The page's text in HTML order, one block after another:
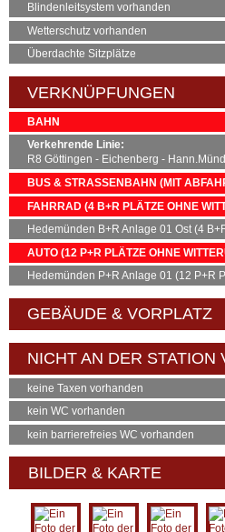
Blindenleitsystem vorhanden
Wetterschutz vorhanden
Überdachte Sitzplätze
VERKNÜPFUNGEN
BAHN
Verkehrende Linie:
R8 Göttingen - Eichenberg -
BUS & STRASSENBAHN (MIT
LINIE
RICHTUNG
SEV
FAHRRAD (4B+R PLÄTZE OHNE
Hedemünden B+R Anlage 01 Ost (4
AUTO (12P+R PLÄTZE OHNE
Hedemünden P+R Anlage 01 (12 P+R
GEBÄUDE & VORPLATZ
NICHT AN DER STATION
keine Taxen vorhanden
kein WC vorhanden
kein barrierefreies WC vorhanden
BILDER & KARTE